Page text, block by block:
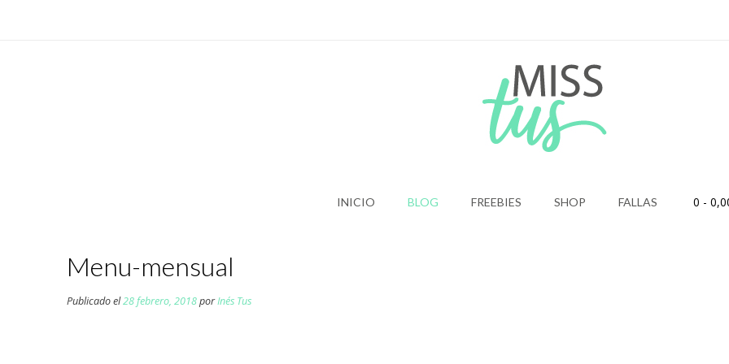
INICIO BLOG FREEBIES SHOP FALLAS 0 -
Menu-mensual
Publicado el28 febrero, 2018porInés Tus